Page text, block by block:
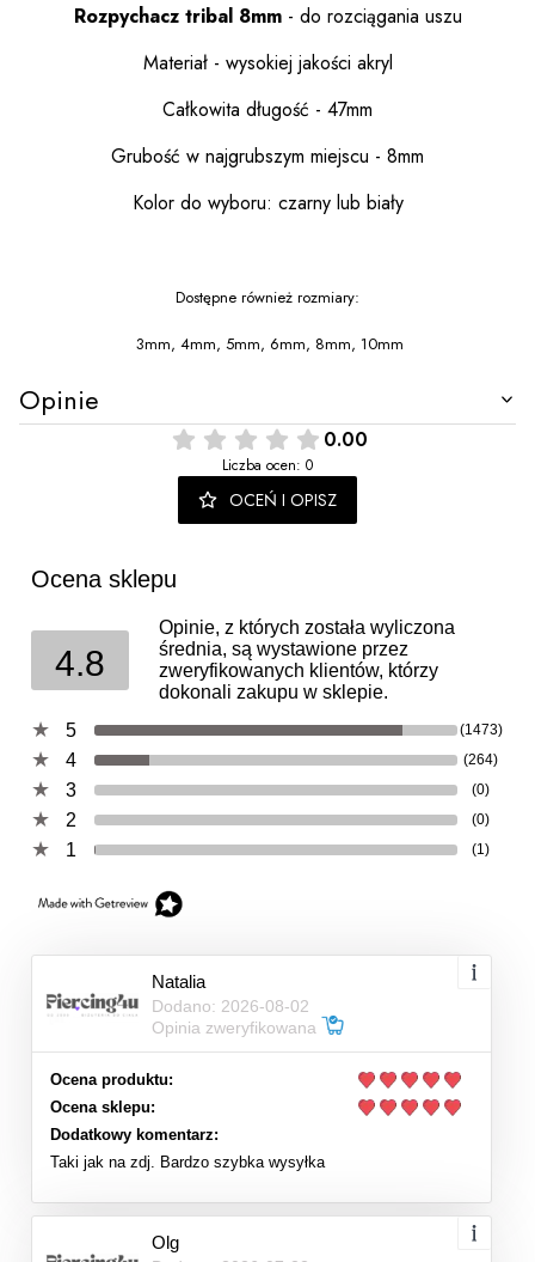
Rozpychacz tribal 8mm- do rozciągania uszu
Materiał - wysokiej jakości akryl
Całkowita długość - 47mm
Grubość w najgrubszym miejscu - 8mm
Kolor do wyboru: czarny lub biały
Dostępne również rozmiary:
3mm, 4mm, 5mm, 6mm, 8mm, 10mm
Opinie
0.00
Liczba ocen: 0
OCEŃ I OPISZ
Ocena sklepu
4.8
Opinie, z których została wyliczona
średnia, są wystawione przez
zweryfikowanych klientów, którzy
dokonali zakupu w sklepie.
5
(1473)
4 (264)
3 (0)
2 (0)
1 (1)
Natalia
Dodano: 2026-08-02
Opinia zweryfikowana
Ocena produktu:
Ocena sklepu:
Dodatkowy komentarz:
Taki jak na zdj. Bardzo szybka wysyłka
Olg